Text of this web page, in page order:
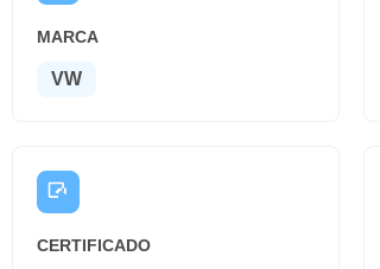
MARCA
VW
CERTIFICADO